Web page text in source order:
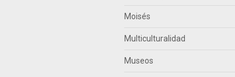
Moisés
Multiculturalidad
Museos